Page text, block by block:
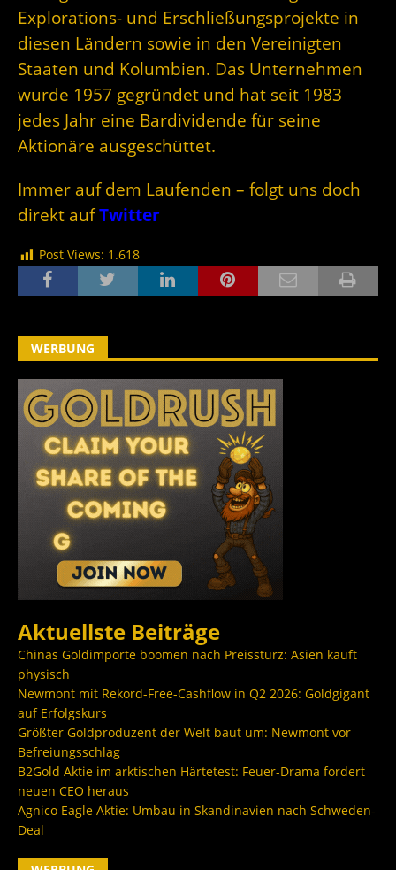
Explorations- und Erschließungsprojekte in
diesen Ländern sowie in den Vereinigten
Staaten und Kolumbien. Das Unternehmen
wurde 1957 gegründet und hat seit 1983
jedes Jahr eine Bardividende für seine
Aktionäre ausgeschüttet.
Immer auf dem Laufenden – folgt uns doch
direkt aufTwitter
Post Views: 1.618
WERBUNG
Aktuellste Beiträge
Chinas Goldimporte boomen nach Preissturz: Asien kauft
physisch
Newmont mit Rekord-Free-Cashflow in Q2 2026: Goldgigant
auf Erfolgskurs
Größter Goldproduzent der Welt baut um: Newmont vor
Befreiungsschlag
B2Gold Aktie im arktischen Härtetest: Feuer-Drama fordert
neuen CEO heraus
Agnico Eagle Aktie: Umbau in Skandinavien nach Schweden-
Deal